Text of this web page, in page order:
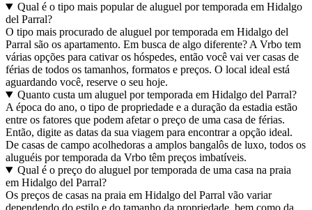
Qual é o tipo mais popular de aluguel por temporada em Hidalgo
del Parral?
O tipo mais procurado de aluguel por temporada em Hidalgo del
Parral são os apartamento. Em busca de algo diferente? A Vrbo tem
várias opções para cativar os hóspedes, então você vai ver casas de
férias de todos os tamanhos, formatos e preços. O local ideal está
aguardando você, reserve o seu hoje.
Quanto custa um aluguel por temporada em Hidalgo del Parral?
A época do ano, o tipo de propriedade e a duração da estadia estão
entre os fatores que podem afetar o preço de uma casa de férias.
Então, digite as datas da sua viagem para encontrar a opção ideal.
De casas de campo acolhedoras a amplos bangalôs de luxo, todos os
aluguéis por temporada da Vrbo têm preços imbatíveis.
Qual é o preço do aluguel por temporada de uma casa na praia
em Hidalgo del Parral?
Os preços de casas na praia em Hidalgo del Parral vão variar
dependendo do estilo e do tamanho da propriedade, bem como da